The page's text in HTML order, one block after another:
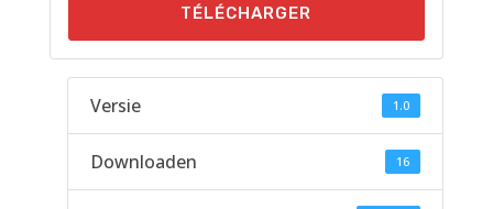
TÉLÉCHARGER
Versie 1.0
Downloaden 16